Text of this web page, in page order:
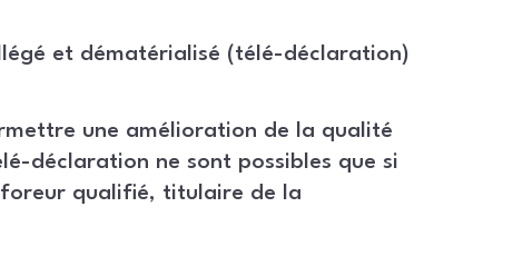
et dématérialisé (télé-déclaration)
une amélioration de la qualité
déclaration ne sont possibles que si
qualifié, titulaire de la